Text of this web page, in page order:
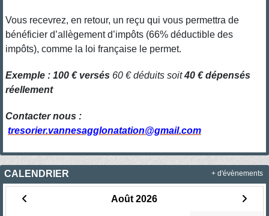
Vous recevrez, en retour, un reçu qui vous permettra de
bénéficier d’allègement d’impôts (66% déductible des
impôts), comme la loi française le permet.
Exemple : 100 € versés 60 € déduits soit40 € dépensés
réellement
Contacter nous :
tresorier.vannesagglonatation@gmail.com
CALENDRIER
Août 2026
+ d'évènements